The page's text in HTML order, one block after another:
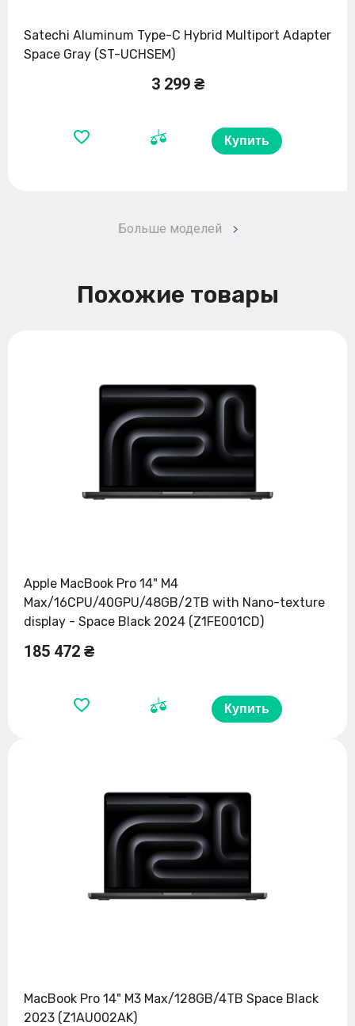
Satechi Aluminum Type-C Hybrid Multiport Adapter
Space Gray (ST-UCHSEM)
3 299 ₴
Купить
Больше моделей
Похожие товары
Apple MacBook Pro 14" M4
Max/16CPU/40GPU/48GB/2TB with Nano-texture
display - Space Black 2024 (Z1FE001CD)
185 472 ₴
Купить
MacBook Pro 14" M3 Max/128GB/4TB Space Black
2023 (Z1AU002AK)